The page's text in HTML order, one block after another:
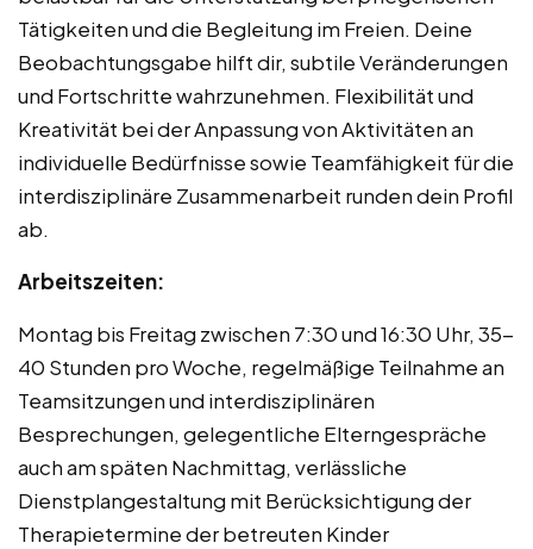
Tätigkeiten und die Begleitung im Freien. Deine
Beobachtungsgabe hilft dir, subtile Veränderungen
und Fortschritte wahrzunehmen. Flexibilität und
Kreativität bei der Anpassung von Aktivitäten an
individuelle Bedürfnisse sowie Teamfähigkeit für die
interdisziplinäre Zusammenarbeit runden dein Profil
ab.
Arbeitszeiten:
Montag bis Freitag zwischen 7:30 und 16:30 Uhr, 35-
40 Stunden pro Woche, regelmäßige Teilnahme an
Teamsitzungen und interdisziplinären
Besprechungen, gelegentliche Elterngespräche
auch am späten Nachmittag, verlässliche
Dienstplangestaltung mit Berücksichtigung der
Therapietermine der betreuten Kinder